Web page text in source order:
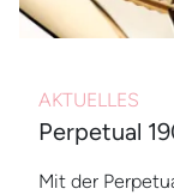
AKTUELLES
Perpetual
Mit der